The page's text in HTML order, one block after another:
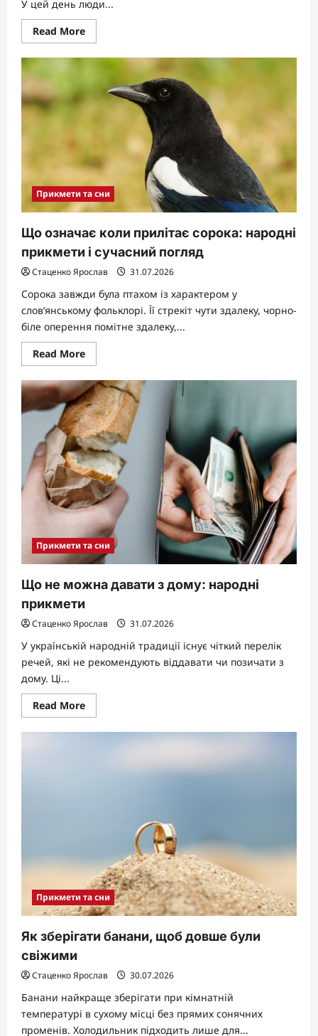
У цей день люди...
Read MoreRead
more
Чи
можна
у
вербну
прикмети
Прикмети та сни
Що означає коли прилітає сорока: народні
прикмети і сучасний погляд
Стаценко Ярослав 31.07.2026
Сорока завжди була птахом із характером у
слов’янському фольклорі. Її стрекіт чути здалеку, чорно-
біле оперення помітне здалеку,...
Read MoreRead
more
Що
означає
коли
прилітає
сорока:
народні
прикмети
і
сучасний
погляд
Прикмети та сни
Що не можна давати з дому: народні
прикмети
Стаценко Ярослав 31.07.2026
У українській народній традиції існує чіткий перелік
речей, які не рекомендують віддавати чи позичати з
дому. Ці...
Read MoreRead
more
Що
Прикмети та сни
Як зберігати банани, щоб довше були
свіжими
Стаценко Ярослав 30.07.2026
Банани найкраще зберігати при кімнатній
температурі в сухому місці без прямих сонячних
променів. Холодильник підходить лише для...